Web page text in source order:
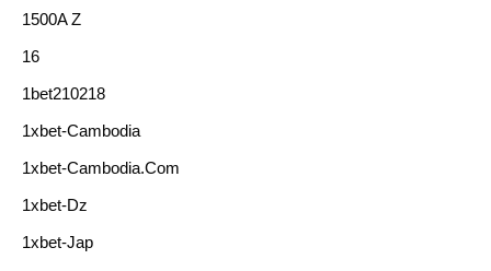
1500A Z
16
1bet210218
1xbet-Cambodia
1xbet-Cambodia.com
1xbet-Dz
1xbet-Jap